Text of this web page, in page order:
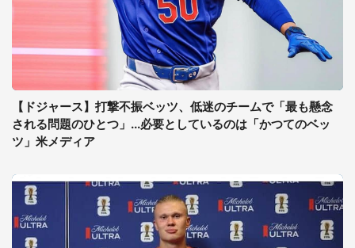
【ドジャース】打撃不振ベッツ、低迷のチームで「最も懸念
される問題のひとつ」...必要としているのは「かつてのベッ
ツ」米メディア